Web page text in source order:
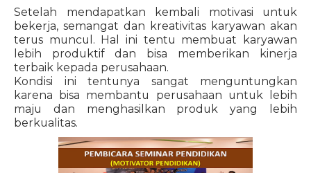
Setelah mendapatkan kembali motivasi untuk
bekerja, semangat dan kreativitas karyawan akan
terus muncul. Hal ini tentu membuat karyawan
lebih produktif dan bisa memberikan kinerja
terbaik kepada perusahaan.
Kondisi ini tentunya sangat menguntungkan
karena bisa membantu perusahaan untuk lebih
maju dan menghasilkan produk yang lebih
berkualitas.